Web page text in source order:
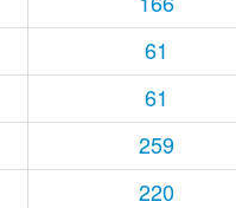
61
61
259
220